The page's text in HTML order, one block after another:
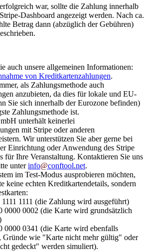
war, sollte die Zahlung innerhalb
Dashboard angezeigt werden. Nach ca.
Betrag dann (abzüglich der Gebühren)
auch unsere allgemeinen Informationen:
von Kreditkartenzahlungen.
als Zahlungsmethode auch
anzubieten, da dies für lokale und EU-
Sie sich innerhalb der Eurozone befinden)
Zahlungsmethode ist.
unterhält keinerlei
mit Stripe oder anderen
Wir unterstützen Sie aber gerne bei
Einrichtung oder Anwendung des Stripe
für Ihre Veranstaltung. Kontaktieren Sie uns
unterinfo@conftool.net.
im Test-Modus ausprobieren möchten,
keine echten Kreditkartendetails, sondern
1111 1111 (die Zahlung wird ausgeführt)
0000 0002 (die Karte wird grundsätzlich
0000 0341 (die Karte wird ebenfalls
Gründe wie "Karte nicht mehr gültig" oder
gedeckt" werden simuliert).